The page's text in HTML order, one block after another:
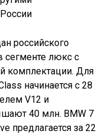
российского
сегменте люкс с
комплектации. Для
начинается с 28
V12 и
40 млн. BMW 7
предлагается за 22